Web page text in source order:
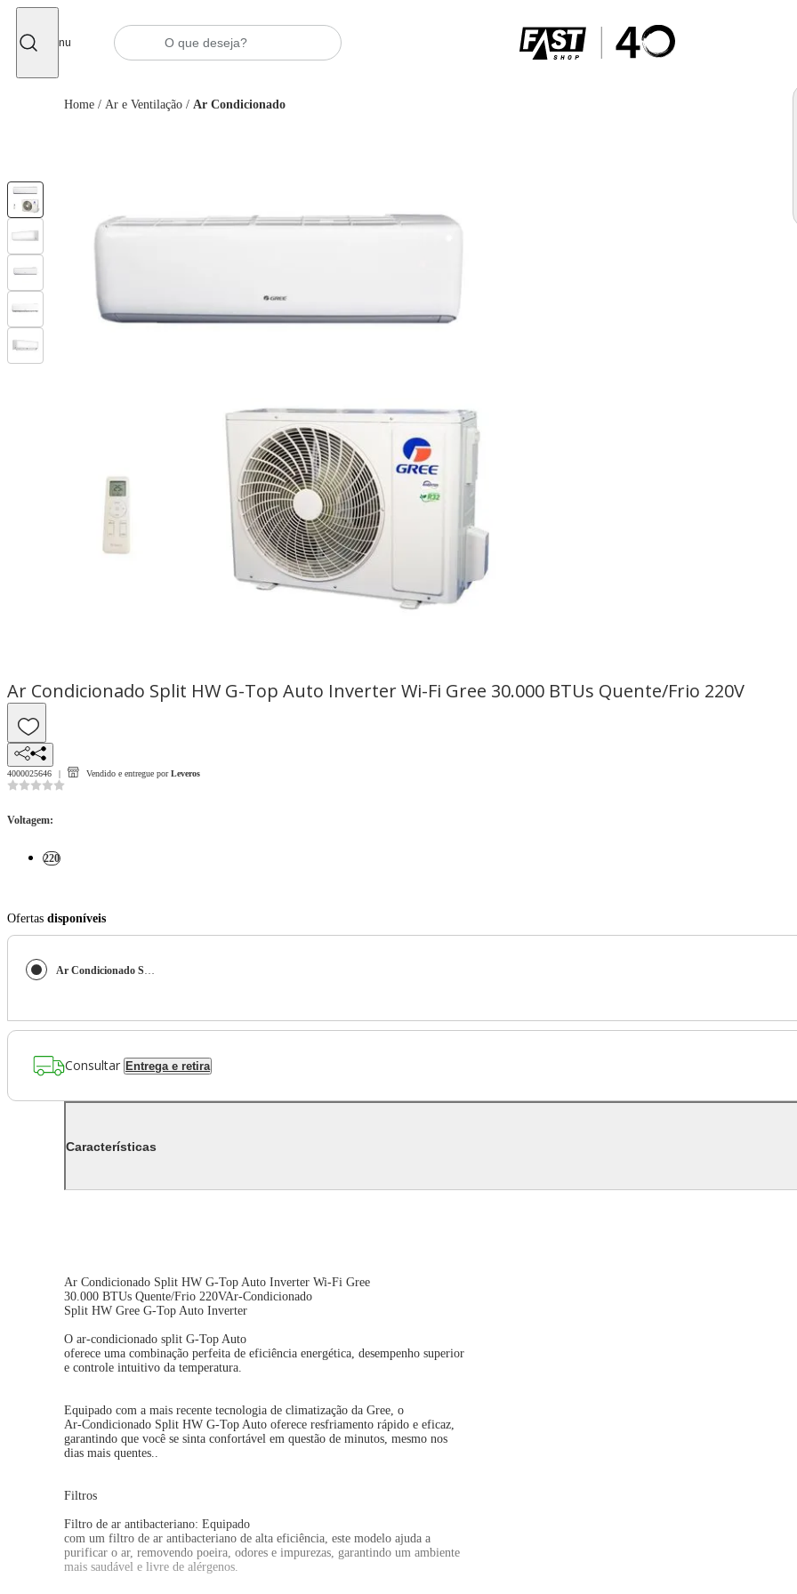
Menu
Home / Ar e Ventilação / Ar Condicionado
Ar Condicionado Split HW G-Top Auto Inverter Wi-Fi Gree 30.000 BTUs Quente/Frio 220V
4000025646 Vendido e entregue por Leveros
Voltagem:
220
Ofertas disponíveis
Ar Condicionado Split HW G-Top Auto Inverter Wi-Fi Gree 30.000 BTUs Quente/Frio 220V
Consultar Entrega e retira
Características
Ar Condicionado Split HW G-Top Auto Inverter Wi-Fi Gree
30.000 BTUs Quente/Frio 220VAr-Condicionado
Split HW Gree G-Top Auto Inverter
O ar-condicionado split G-Top Auto
oferece uma combinação perfeita de eficiência energética, desempenho superior
e controle intuitivo da temperatura.
Equipado com a mais recente tecnologia de climatização da Gree, o
Ar-Condicionado Split HW G-Top Auto oferece resfriamento rápido e eficaz,
garantindo que você se sinta confortável em questão de minutos, mesmo nos
dias mais quentes..
Filtros
Filtro de ar antibacteriano: Equipado
com um filtro de ar antibacteriano de alta eficiência, este modelo ajuda a
purificar o ar, removendo poeira, odores e impurezas, garantindo um ambiente
mais saudável e livre de alérgenos.